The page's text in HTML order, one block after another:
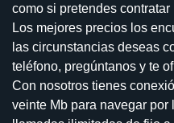
como si pretendes
Los mejores precios los
las circunstancias deseas
teléfono, pregúntanos y te
Con nosotros tienes
veinte Mb para navegar por